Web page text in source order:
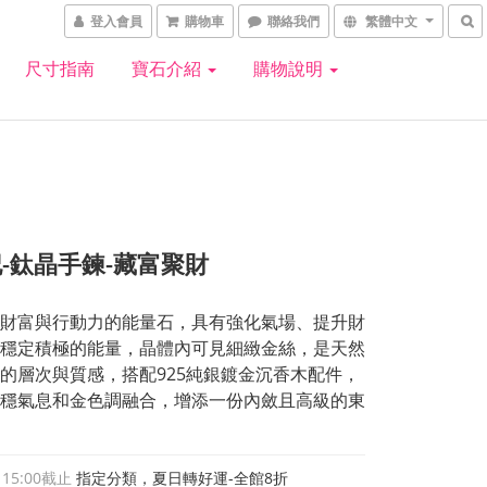
登入會員 購物車 聯絡我們 繁體中文
尺寸指南 寶石介紹 購物說明
鈦晶手鍊-藏富聚財
富與行動力的能量石，具有強化氣場、提升財
定積極的能量，晶體內可見細緻金絲，是天然
層次與質感，搭配925純銀鍍金沉香木配件，
氣息和金色調融合，增添一份內斂且高級的東
截止 指定分類，夏日轉好運-全館8折